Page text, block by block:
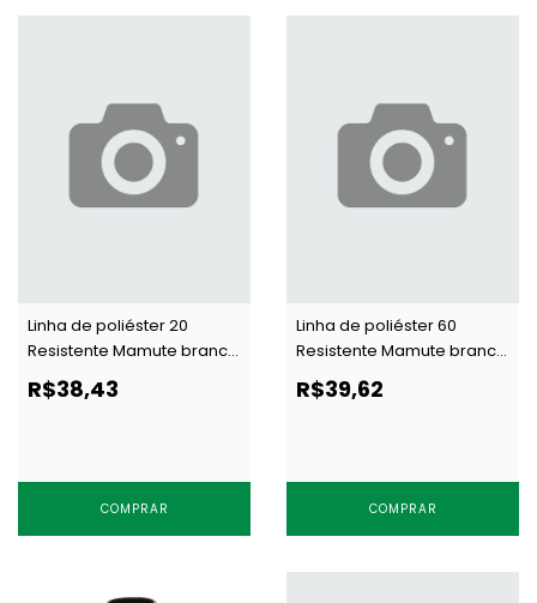
Linha de poliéster 20
Resistente Mamute branca
c/ 250 g
R$38,43
COMPRAR
Linha de poliéster 60
Resistente Mamute branca
c/ 250 g
R$39,62
COMPRAR